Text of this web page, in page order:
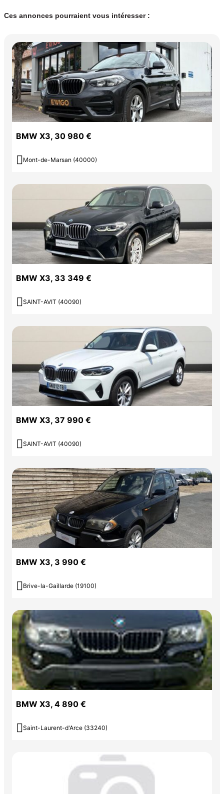
Ces annonces pourraient vous intéresser :
BMW X3, 30 980 €
 Mont-de-Marsan (40000)
BMW X3, 33 349 €
 SAINT-AVIT (40090)
BMW X3, 37 990 €
 SAINT-AVIT (40090)
BMW X3, 3 990 €
 Brive-la-Gaillarde (19100)
BMW X3, 4 890 €
 Saint-Laurent-d'Arce (33240)